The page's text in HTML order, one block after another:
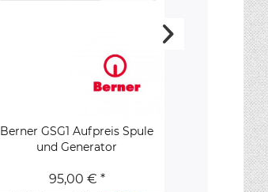
Berner GSG1 Aufpreis Spule
und Generator
95,00 € *
Berner